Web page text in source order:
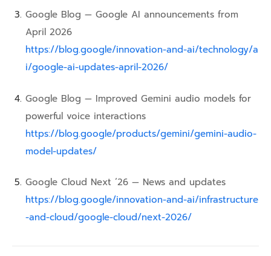
Google Blog — Google AI announcements from
April 2026
https://blog.google/innovation-and-ai/technology/a
i/google-ai-updates-april-2026/
Google Blog — Improved Gemini audio models for
powerful voice interactions
https://blog.google/products/gemini/gemini-audio-
model-updates/
Google Cloud Next ‘26 — News and updates
https://blog.google/innovation-and-ai/infrastructure
-and-cloud/google-cloud/next-2026/